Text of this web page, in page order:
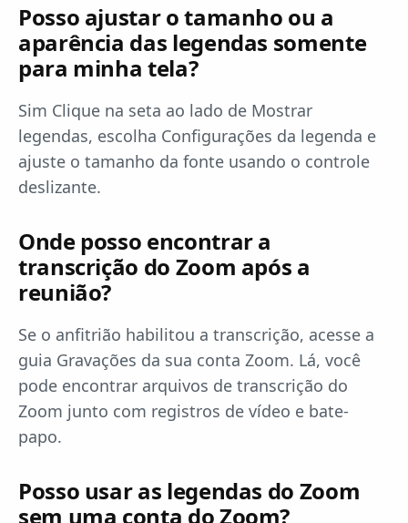
Posso ajustar o tamanho ou a
aparência das legendas somente
para minha tela?
Sim Clique na seta ao lado de Mostrar
legendas, escolha Configurações da legenda e
ajuste o tamanho da fonte usando o controle
deslizante.
Onde posso encontrar a
transcrição do Zoom após a
reunião?
Se o anfitrião habilitou a transcrição, acesse a
guia Gravações da sua conta Zoom. Lá, você
pode encontrar arquivos de transcrição do
Zoom junto com registros de vídeo e bate-
papo.
Posso usar as legendas do Zoom
sem uma conta do Zoom?